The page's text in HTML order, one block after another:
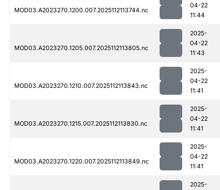
MOD03.A2023270.1200.007.2025112113744.nc
04-22
11:44
MOD03.A2023270.1205.007.2025112113805.nc
2025-
04-22
11:43
MOD03.A2023270.1210.007.2025112113843.nc
2025-
04-22
11:41
MOD03.A2023270.1215.007.2025112113830.nc
2025-
04-22
11:41
MOD03.A2023270.1220.007.2025112113849.nc
2025-
04-22
11:41
2025-